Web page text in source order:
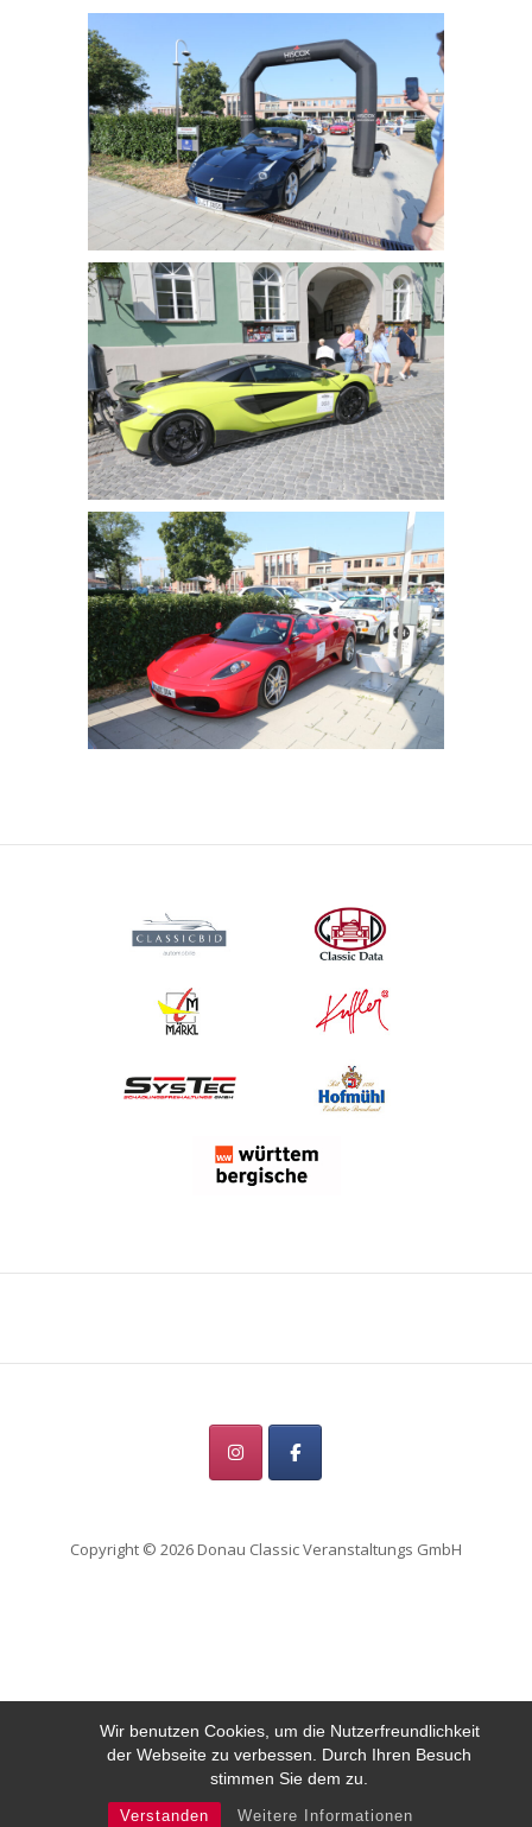
Wir benutzen Cookies, um die Nutzerfreundlichkeit
der Webseite zu verbessen. Durch Ihren Besuch
stimmen Sie dem zu.
Verstanden Weitere Informationen
Copyright © 2026 Donau Classic Veranstaltungs GmbH